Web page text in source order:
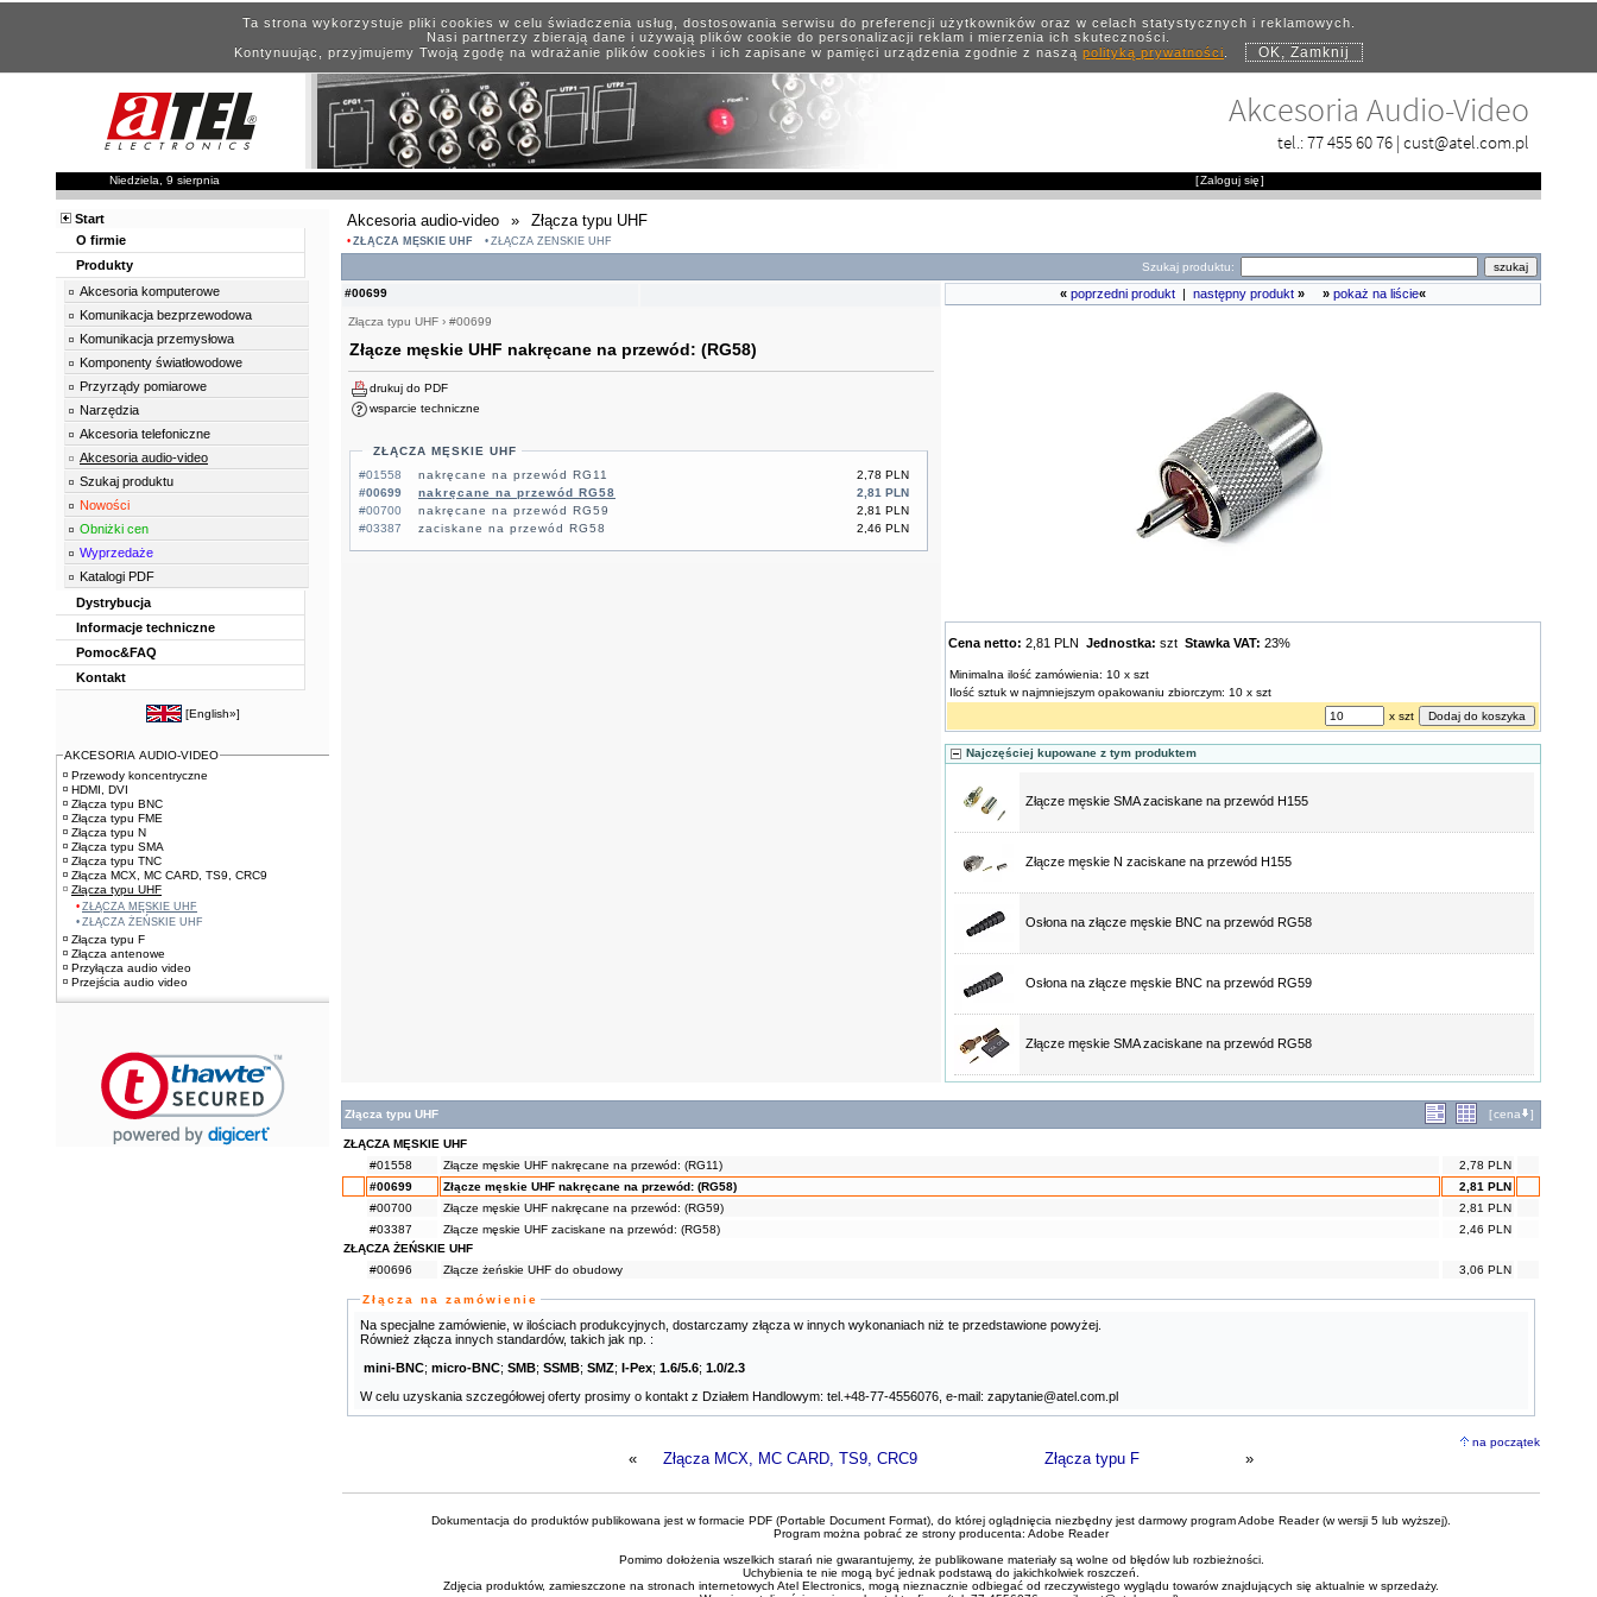
Ta strona wykorzystuje pliki cookies w celu świadczenia usług, dostosowania serwisu do preferencji użytkowników oraz w celach statystycznych i reklamowych.
Nasi partnerzy zbierają dane i używają plików cookie do personalizacji reklam i mierzenia ich skuteczności.
Kontynuując, przyjmujemy Twoją zgodę na wdrażanie plików cookies i ich zapisane w pamięci urządzenia zgodnie z naszą polityką prywatności. OK, Zamknij
Akcesoria Audio-Video
tel.:77 455 60 76 | cust@atel.com.pl
Niedziela, 9 sierpnia [Zaloguj się]
Akcesoria audio-video » Złącza typu UHF
ZŁĄCZA MĘSKIE UHF ZŁĄCZA ŻEŃSKIE UHF
Szukaj produktu:
#00699
Złącza typu UHF › #00699
Złącze męskie UHF nakręcane na przewód: (RG58)
drukuj do PDF
wsparcie techniczne
ZŁĄCZA MĘSKIE UHF
#01558
2,78 PLN
nakręcane na przewód RG11
#00699
2,81 PLN
nakręcane na przewód RG58
#00700
2,81 PLN
nakręcane na przewód RG59
#03387
2,46 PLN
zaciskane na przewód RG58
« poprzedni produkt następny produkt » » pokaż na liście«
Cena netto: 2,81 PLN Jednostka: szt Stawka VAT: 23%
Minimalna ilość zamówienia: 10 x szt
Ilość sztuk w najmniejszym opakowaniu zbiorczym: 10 x szt
x szt
Najczęściej kupowane z tym produktem
Złącze męskie SMA zaciskane na przewód H155
Złącze męskie N zaciskane na przewód H155
Osłona na złącze męskie BNC na przewód RG58
Osłona na złącze męskie BNC na przewód RG59
Złącze męskie SMA zaciskane na przewód RG58
Złącza typu UHF [cena ]
ZŁĄCZA MĘSKIE UHF
#01558
Złącze męskie UHF nakręcane na przewód: (RG11)
2,78 PLN
#00699
Złącze męskie UHF nakręcane na przewód: (RG58)
2,81 PLN
#00700
Złącze męskie UHF nakręcane na przewód: (RG59)
2,81 PLN
#03387
Złącze męskie UHF zaciskane na przewód: (RG58)
2,46 PLN
ZŁĄCZA ŻEŃSKIE UHF
#00696
Złącze żeńskie UHF do obudowy 3,06 PLN
Złącza na zamówienie
Na specjalne zamówienie, w ilościach produkcyjnych, dostarczamy złącza w innych wykonaniach niż te przedstawione powyżej.
Również złącza innych standardów, takich jak np. :
mini-BNC; micro-BNC; SMB; SSMB; SMZ; I-Pex; 1.6/5.6; 1.0/2.3
W celu uzyskania szczegółowej oferty prosimy o kontakt z Działem Handlowym: tel.+48-77-4556076, e-mail: zapytanie@atel.com.pl
na początek
« Złącza MCX, MC CARD, TS9, CRC9 Złącza typu F »
Dokumentacja do produktów publikowana jest w formacie PDF (Portable Document Format), do której oglądnięcia niezbędny jest darmowy program Adobe Reader (w wersji 5 lub wyższej).
Program można pobrać ze strony producenta: Adobe Reader
Pomimo dołożenia wszelkich starań nie gwarantujemy, że publikowane materiały są wolne od błędów lub rozbieżności.
Uchybienia te nie mogą być jednak podstawą do jakichkolwiek roszczeń.
Zdjęcia produktów, zamieszczone na stronach internetowych Atel Electronics, mogą nieznacznie odbiegać od rzeczywistego wyglądu towarów znajdujących się aktualnie w sprzedaży.
Start
O firmie
Produkty
Akcesoria komputerowe
Komunikacja bezprzewodowa
Komunikacja przemysłowa
Komponenty światłowodowe
Przyrządy pomiarowe
Narzędzia
Akcesoria telefoniczne
Akcesoria audio-video
Szukaj produktu
Nowości
Obniżki cen
Wyprzedaże
Katalogi PDF
Dystrybucja
Informacje techniczne
Pomoc&FAQ
Kontakt
[English»]
AKCESORIA AUDIO-VIDEO
Przewody koncentryczne
HDMI, DVI
Złącza typu BNC
Złącza typu FME
Złącza typu N
Złącza typu SMA
Złącza typu TNC
Złącza MCX, MC CARD, TS9, CRC9
Złącza typu UHF
ZŁĄCZA MĘSKIE UHF
ZŁĄCZA ŻEŃSKIE UHF
Złącza typu F
Złącza antenowe
Przyłącza audio video
Przejścia audio video